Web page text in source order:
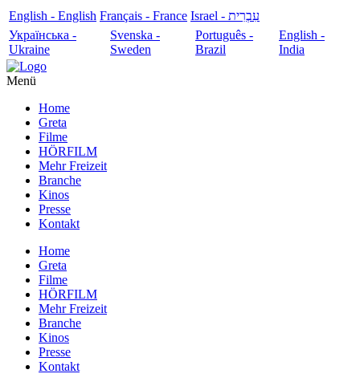
English - English Français - France
עִבְרִית - Israel
Українська -
Ukraine
Svenska -
Sweden
Português -
Brazil
English -
India
Menü
Home
Greta
Filme
HÖRFILM
Mehr Freizeit
Branche
Kinos
Presse
Kontakt
Home
Greta
Filme
HÖRFILM
Mehr Freizeit
Branche
Kinos
Presse
Kontakt